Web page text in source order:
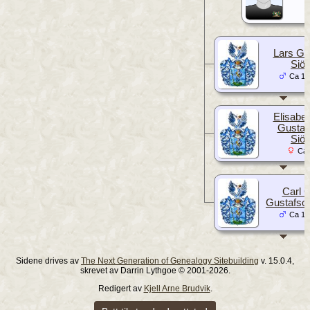
Lars
Ca
Ca
Carl
Ca
Sidene drives av The Next Generation of Genealogy Sitebuilding v. 15.0.4,
skrevet av Darrin Lythgoe © 2001-2026.
Redigert av Kjell Arne Brudvik.